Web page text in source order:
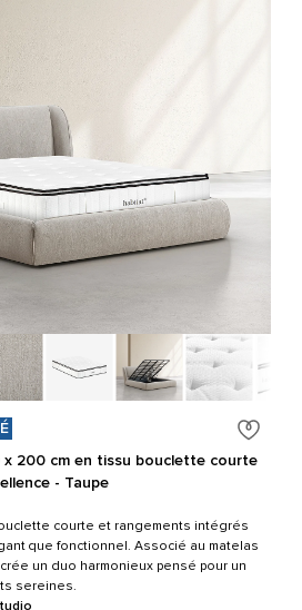
x 200 cm en tissu bouclette courte
- Taupe
courte et rangements intégrés
que fonctionnel. Associé au matelas
un duo harmonieux pensé pour un
sereines.